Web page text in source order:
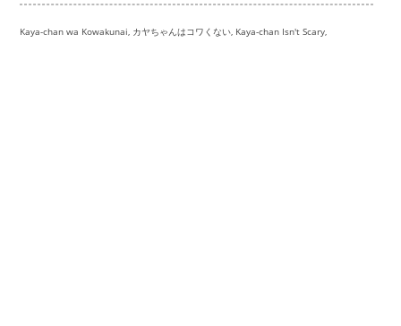
Kaya-chan wa Kowakunai, カヤちゃんはコワくない, Kaya-chan Isn't Scary,